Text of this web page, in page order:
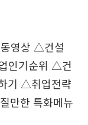
영상 △건설
인기순위 △건
기 △취업전략
만한 특화메뉴